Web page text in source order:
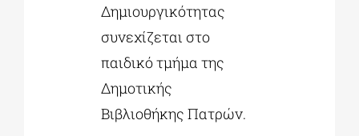
Δημιουργικότητας
συνεχίζεται στο
παιδικό τμήμα της
Δημοτικής
Βιβλιοθήκης Πατρών.